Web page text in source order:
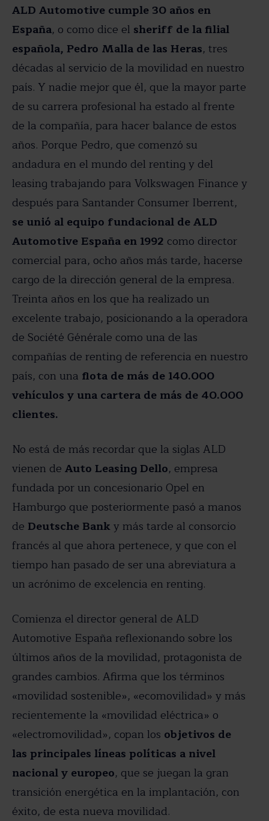
ALD Automotive cumple 30 años en
España, o como dice el sheriff de la filial
española, Pedro Malla de las Heras, tres
décadas al servicio de la movilidad en nuestro
país. Y nadie mejor que él, que la mayor parte
de su carrera profesional ha estado al frente
de la compañía, para hacer balance de estos
años. Porque Pedro, que comenzó su
andadura en el mundo del renting y del
leasing trabajando para Volkswagen Finance y
después para Santander Consumer Iberrent,
se unió al equipo fundacional de ALD
Automotive España en 1992 como director
comercial para, ocho años más tarde, hacerse
cargo de la dirección general de la empresa.
Treinta años en los que ha realizado un
excelente trabajo, posicionando a la operadora
de Société Générale como una de las
compañías de renting de referencia en nuestro
país, con una flota de más de 140.000
vehículos y una cartera de más de 40.000
clientes.
No está de más recordar que la siglas ALD
vienen de Auto Leasing Dello, empresa
fundada por un concesionario Opel en
Hamburgo que posteriormente pasó a manos
de Deutsche Banky más tarde al consorcio
francés al que ahora pertenece, y que con el
tiempo han pasado de ser una abreviatura a
un acrónimo de excelencia en renting.
Comienza el director general de ALD
Automotive España reflexionando sobre los
últimos años de la movilidad, protagonista de
grandes cambios. Afirma que los términos
«movilidad sostenible», «ecomovilidad» y más
recientemente la «movilidad eléctrica» o
«electromovilidad», copan los objetivos de
las principales líneas políticas a nivel
nacional y europeo, que se juegan la gran
transición energética en la implantación, con
éxito, de esta nueva movilidad.